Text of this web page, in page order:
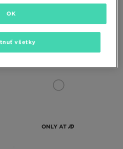
52,00 €
ONLY AT
všetky
OK